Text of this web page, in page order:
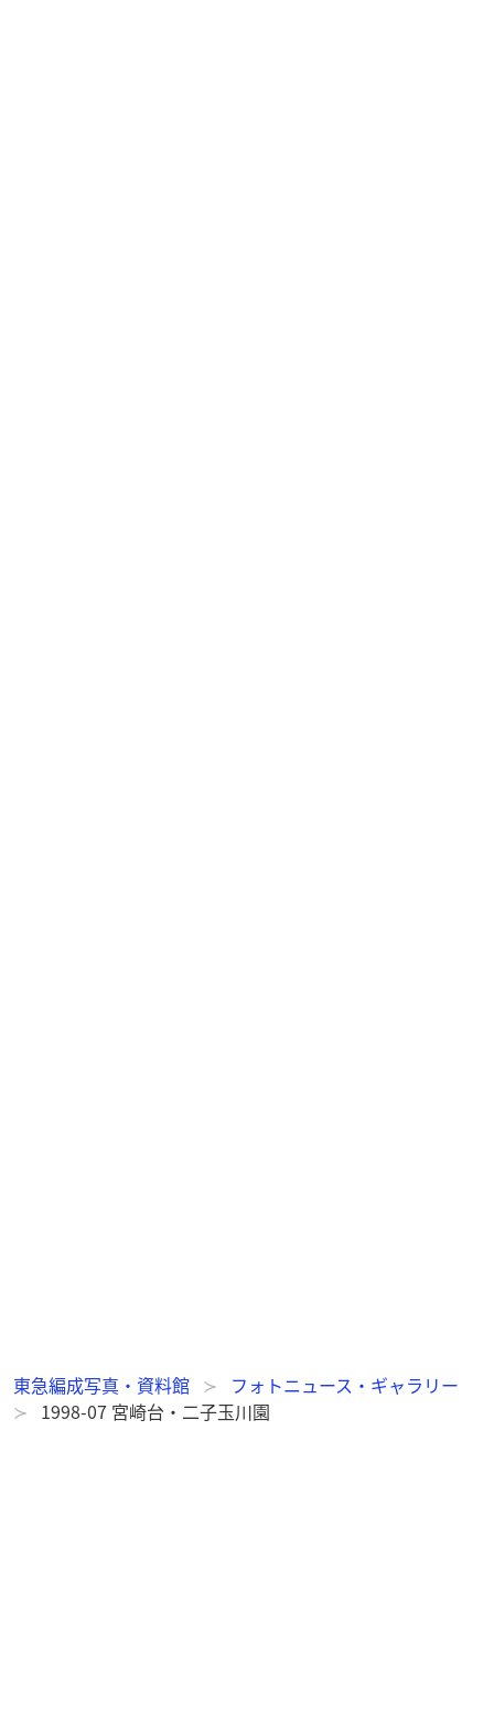
東急編成写真・資料館
フォトニュース・ギャラリー
1998-07 宮崎台・二子玉川園